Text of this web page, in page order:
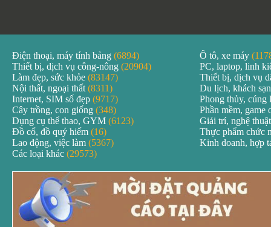
Điện thoại, máy tính bảng (6894) Ô tô, xe máy
Thiết bị, dịch vụ công-nông (20904)
PC, laptop, linh
Làm đẹp, sức khỏe (83147)
Thiết bị, dịch vụ
Nội thất, ngoại thất (8311)
Du lịch, khách
Internet, SIM số đẹp (9717)
Phong thủy, cúng
Cây trồng, con giống (348)
Phần mềm, game
Dụng cụ thể thao, GYM (6123)
Giải trí, nghệ
Đồ cổ, đồ quý hiếm (16)
Thực phẩm chức
Lao động, việc làm (5367)
Kinh doanh, hợp
Các loại khác (29573)